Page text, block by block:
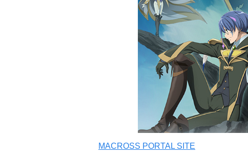
MACROSS PORTAL SITE